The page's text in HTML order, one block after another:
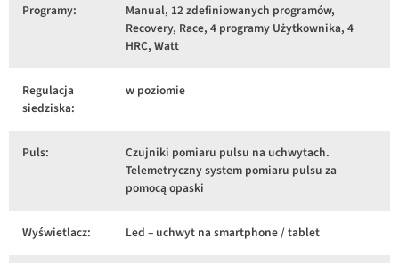
Programy:
Manual, 12 zdefiniowanych programów,
Recovery, Race, 4 programy Użytkownika, 4
HRC, Watt
Regulacja
siedziska:
w poziomie
Puls:
Czujniki pomiaru pulsu na uchwytach.
Telemetryczny system pomiaru pulsu za
pomocą opaski
Wyświetlacz: Led – uchwyt na smartphone / tablet